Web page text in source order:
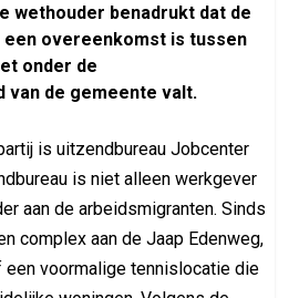
wethouder benadrukt dat de
overeenkomst is tussen
onder de
de gemeente valt.
is uitzendbureau Jobcenter
is niet alleen werkgever
aan de arbeidsmigranten. Sinds
complex aan de Jaap Edenweg,
een voormalige tennislocatie die